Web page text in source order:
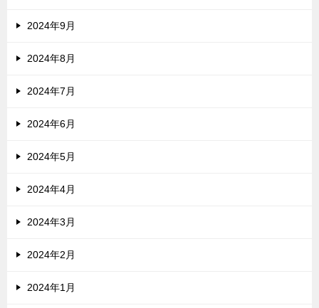
2024年9月
2024年8月
2024年7月
2024年6月
2024年5月
2024年4月
2024年3月
2024年2月
2024年1月